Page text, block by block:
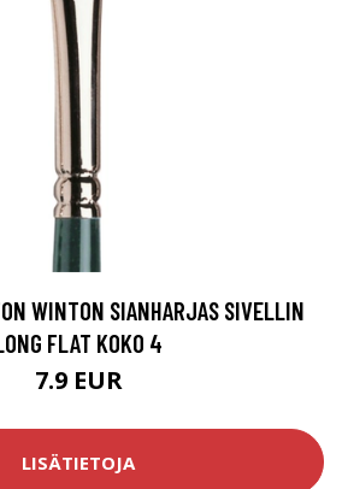
WINTON SIANHARJAS SIVELLIN
FLAT KOKO 4
7.9 EUR
LISÄTIETOJA